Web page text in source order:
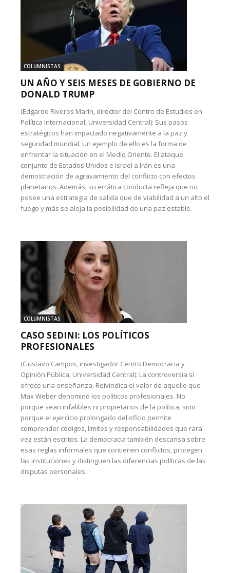
COLUMNISTAS
UN AÑO Y SEIS MESES DE GOBIERNO DE
DONALD TRUMP
(Edgardo Riveros Marín, director del Centro de Estudios en
Política Internacional, Universidad Central): Sus pasos
estratégicos han impactado negativamente a la paz y
seguridad mundial. Un ejemplo de ello es la forma de
enfrentar la situación en el Medio Oriente. El ataque
conjunto de Estados Unidos e Israel a Irán es una
demostración de agravamiento del conflicto con efectos
planetarios. Además, su errática conducta refleja que no
posee una estrategia de salida que de viabilidad a un alto el
fuego y más se aleja la posibilidad de una paz estable.
COLUMNISTAS
CASO SEDINI: LOS POLÍTICOS
PROFESIONALES
(Gustavo Campos, investigador Centro Democracia y
Opinión Pública, Universidad Central): La controversia sí
ofrece una enseñanza. Reivindica el valor de aquello que
Max Weber denominó los políticos profesionales. No
porque sean infalibles ni propietarios de la política, sino
porque el ejercicio prolongado del oficio permite
comprender códigos, límites y responsabilidades que rara
vez están escritos. La democracia también descansa sobre
esas reglas informales que contienen conflictos, protegen
las instituciones y distinguen las diferencias políticas de las
disputas personales.